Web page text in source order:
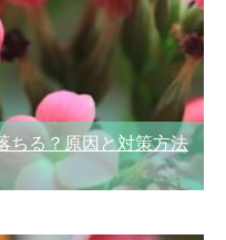
ちる？原因と対策方法